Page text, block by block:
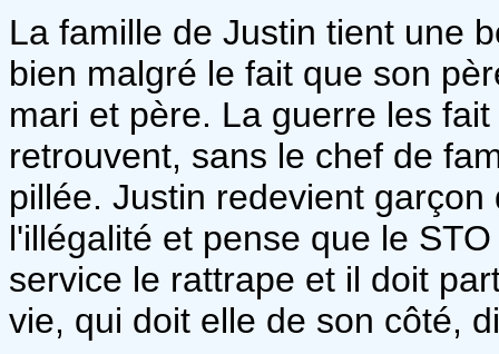
La famille de Justin tient une
bien malgré le fait que son
mari et père. La guerre les
retrouvent, sans le chef de
pillée. Justin redevient
l'illégalité et pense que le
service le rattrape et il doit
vie, qui doit elle de son côté,